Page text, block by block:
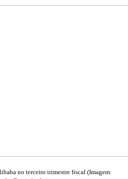
no terceiro trimestre fiscal (Imagem: